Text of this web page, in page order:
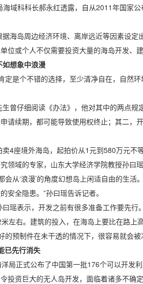
海域科科长郝永红透露，自从2011年国家
岛周边经济环境、离岸远近等因素设定
位或个人不仅需要投资大量的海岛开发、
如想象中浪漫
个不错的选择，至少清净自在，自然环
仔细阅读《办法》，他对其中的两点规
请续期，都可能导致使用权终止；其二
座境外海岛，起拍价从1元到580万元不等
领域的专家，山东大学经济学院教授孙曰
‘浪漫’的角度幻想岛上闲适自由的生活
安全隐患。”孙曰瑶告诉记者。
表示，开发之前有很多准备工作要先行
左右。建筑的投入，在海岛上要比在路
预制件在未干透的情况下，很容易就会被
已先行消失
正式公布了中国第一批176个可以开发利
投资巨大的无人岛开发，面临着诸多不确